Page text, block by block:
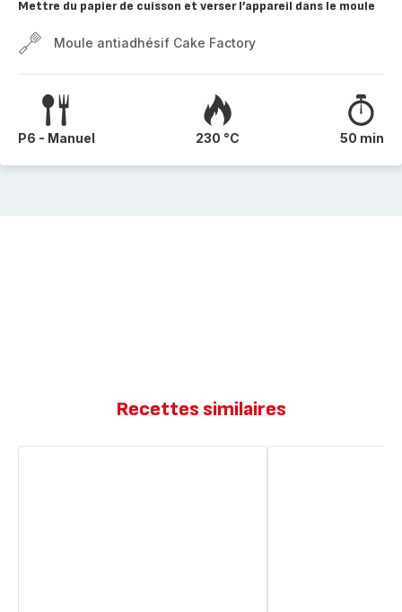
Mettre du papier de cuisson et verser l’appareil dans le moule
Moule antiadhésif Cake Factory
P6 - Manuel 230 °C 50 min
Recettes similaires